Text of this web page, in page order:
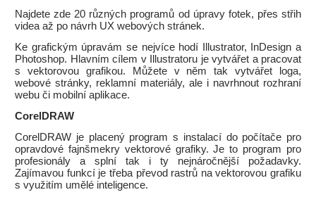
Najdete zde 20 různých programů od úpravy fotek, přes střih
videa až po návrh UX webových stránek.
Ke grafickým úpravám se nejvíce hodí Illustrator, InDesign a
Photoshop. Hlavním cílem v Illustratoru je vytvářet a pracovat
s vektorovou grafikou. Můžete v něm tak vytvářet loga,
webové stránky, reklamní materiály, ale i navrhnout rozhraní
webu či mobilní aplikace.
CorelDRAW
CorelDRAW je placený program s instalací do počítače pro
opravdové fajnšmekry vektorové grafiky. Je to program pro
profesionály a splní tak i ty nejnáročnější požadavky.
Zajímavou funkcí je třeba převod rastrů na vektorovou grafiku
s využitím umělé inteligence.